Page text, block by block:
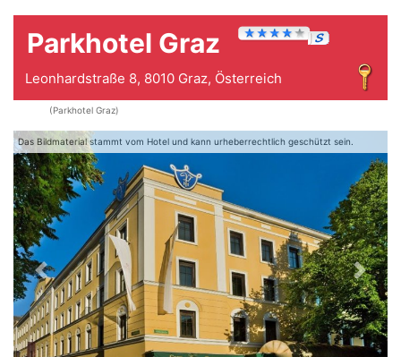
Parkhotel Graz
Leonhardstraße 8, 8010 Graz, Österreich
(Parkhotel Graz)
Das Bildmaterial stammt vom Hotel und kann urheberrechtlich geschützt sein.
Zurück